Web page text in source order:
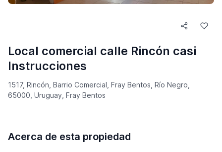
Local comercial calle Rincón casi
Instrucciones
1517, Rincón, Barrio Comercial, Fray Bentos, Río Negro,
65000, Uruguay, Fray Bentos
Acerca de esta propiedad